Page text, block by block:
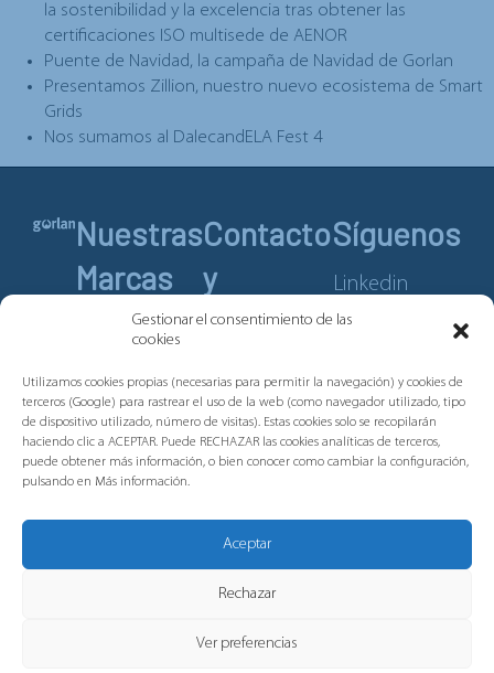
Gestionar el consentimiento de las
cookies
Utilizamos cookies propias (necesarias para permitir la navegación) y cookies de
terceros (Google) para rastrear el uso de la web (como navegador utilizado, tipo
de dispositivo utilizado, número de visitas). Estas cookies solo se recopilarán
haciendo clic a ACEPTAR. Puede RECHAZAR las cookies analíticas de terceros,
puede obtener más información, o bien conocer como cambiar la configuración,
pulsando en Más información.
Aceptar
Rechazar
Ver preferencias
la sostenibilidad y la excelencia tras obtener las
certificaciones ISO multisede de AENOR
Puente de Navidad, la campaña de Navidad de Gorlan
Presentamos Zillion, nuestro nuevo ecosistema de Smart
Grids
Nos sumamos al DalecandELA Fest 4
Nuestras
Marcas
Pronutec
Merytronic
Tripus
Plastibor
Contacto
y
Servicios
Contacto
Aviso legal
Política de
cookies
privacidad
Canal de
Denuncias
Síguenos
Linkedin
Youtube